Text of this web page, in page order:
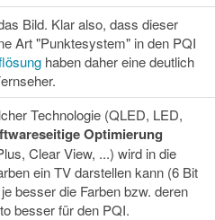
Bild. Klar also, dass dieser
Art "Punktesystem" in den PQI
haben daher eine deutlich
Technologie (QLED, LED,
Optimierung
Clear View, ...) wird in die
ein TV darstellen kann (6 Bit
besser die Farben bzw. deren
besser für den PQI.